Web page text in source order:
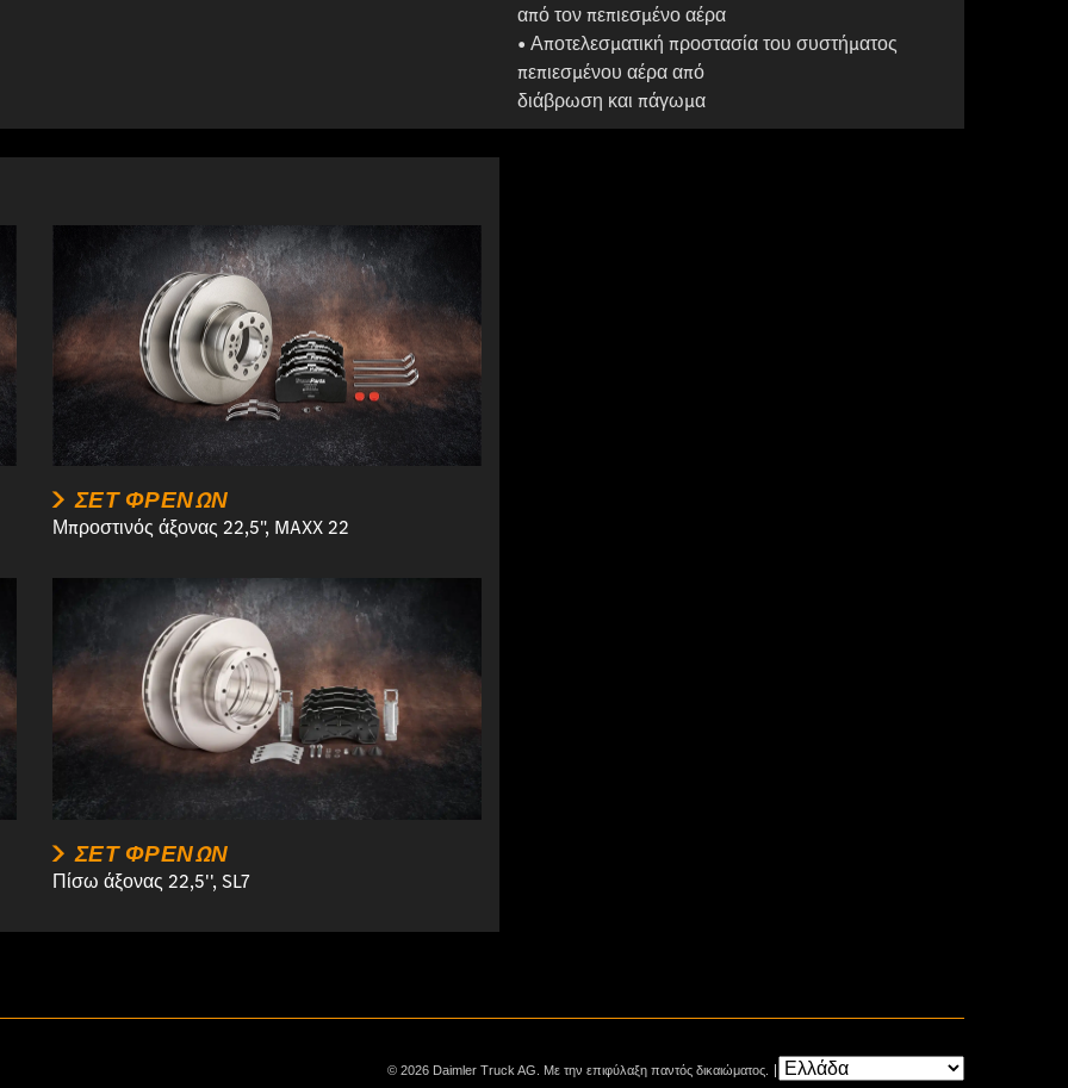
από τον πεπιεσμένο αέρα
• Αποτελεσματική προστασία του συστήματος
πεπιεσμένου αέρα από
διάβρωση και πάγωμα
ΣΕΤ ΦΡΈΝΩΝ
Μπροστινός άξονας 22,5", MAXX 22
ΣΕΤ ΦΡΈΝΩΝ
Πίσω άξονας 22,5'', SL7
© 2026 Daimler Truck AG. Με την επιφύλαξη παντός δικαιώματος.